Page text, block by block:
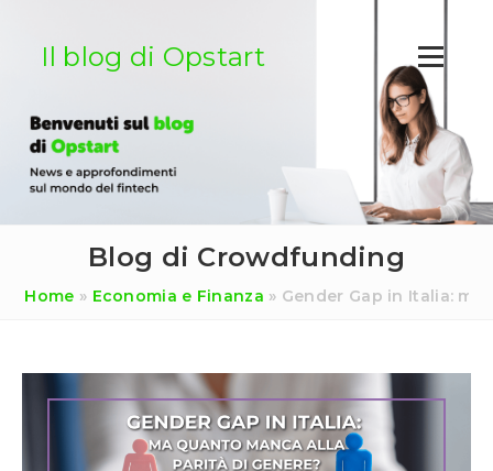
contenutoIl blog di Opstart
Blog di Crowdfunding
Home » Economia e Finanza » Gender Gap in Italia: